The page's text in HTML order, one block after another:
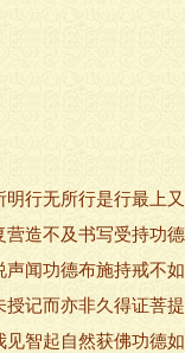
行无所行是行最上
造不及书写受持功
闻功德布施持戒不
记而亦非久得证菩
智起自然获佛功德